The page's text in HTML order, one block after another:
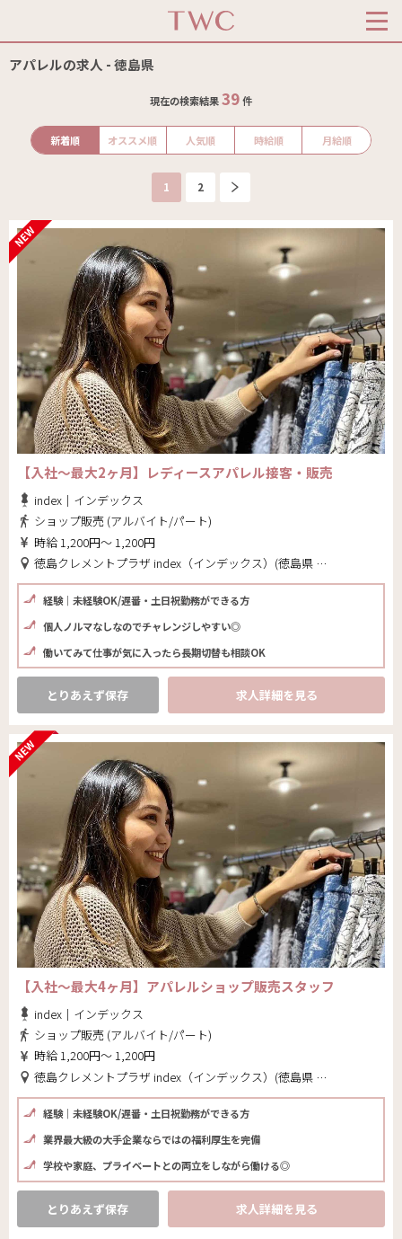
アパレルの求人 - 徳島県
現在の検索結果39件
新着順 オススメ順 人気順 時給順 月給順
1 2
【入社～最大2ヶ月】レディースアパレル接客・販売
index｜インデックス
ショップ販売 (アルバイト/パート)
時給 1,200円～ 1,200円
徳島クレメントプラザ index（インデックス）(徳島県 徳島市)
経験｜未経験OK/遅番・土日祝勤務ができる方
個人ノルマなしなのでチャレンジしやすい◎
働いてみて仕事が気に入ったら長期切替も相談OK
とりあえず保存 求人詳細を見る
【入社～最大4ヶ月】アパレルショップ販売スタッフ
index｜インデックス
ショップ販売 (アルバイト/パート)
時給 1,200円～ 1,200円
徳島クレメントプラザ index（インデックス）(徳島県 徳島市)
経験｜未経験OK/遅番・土日祝勤務ができる方
業界最大級の大手企業ならではの福利厚生を完備
学校や家庭、プライベートとの両立をしながら働ける◎
とりあえず保存 求人詳細を見る